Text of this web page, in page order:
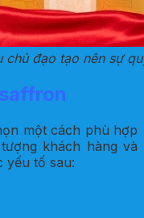
chủ đạo tạo nên sự
một cách phù hợp
khách hàng và
yếu tố sau: